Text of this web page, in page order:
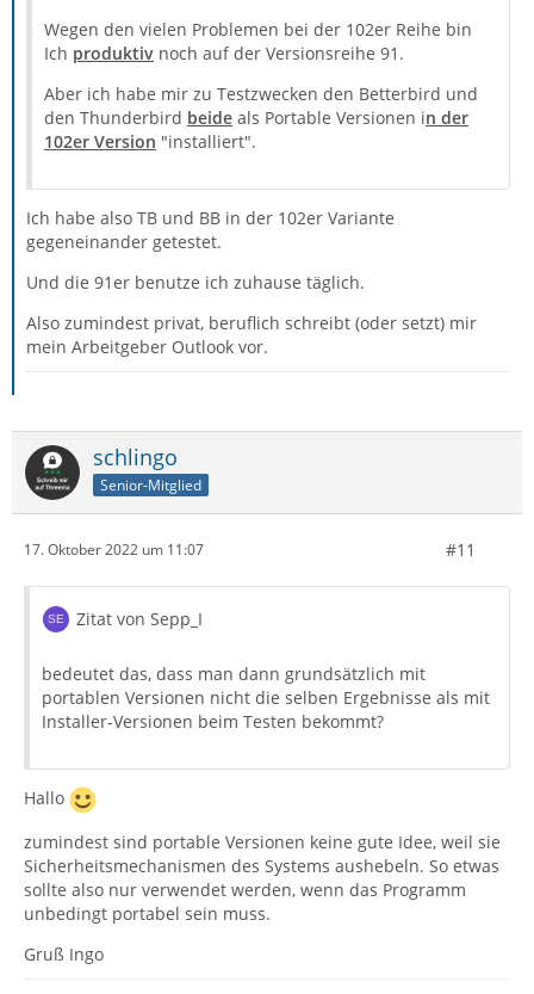
Wegen den vielen Problemen bei der 102er Reihe bin
Ich produktiv noch auf der Versionsreihe 91.
Aber ich habe mir zu Testzwecken den Betterbird und
den Thunderbird beide als Portable Versionen in der
102er Version "installiert".
Ich habe also TB und BB in der 102er Variante
gegeneinander getestet.
Und die 91er benutze ich zuhause täglich.
Also zumindest privat, beruflich schreibt (oder setzt) mir
mein Arbeitgeber Outlook vor.
schlingo
Senior-Mitglied
17. Oktober 2022 um 11:07 #11
Zitat von Sepp_I
bedeutet das, dass man dann grundsätzlich mit
portablen Versionen nicht die selben Ergebnisse als mit
Installer-Versionen beim Testen bekommt?
Hallo
zumindest sind portable Versionen keine gute Idee, weil sie
Sicherheitsmechanismen des Systems aushebeln. So etwas
sollte also nur verwendet werden, wenn das Programm
unbedingt portabel sein muss.
Gruß Ingo